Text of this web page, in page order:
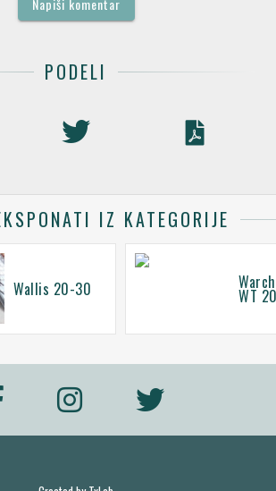
Napiši komentar
PODELI
IZ KATEGORIJE
Wallis 20-30 WT 20